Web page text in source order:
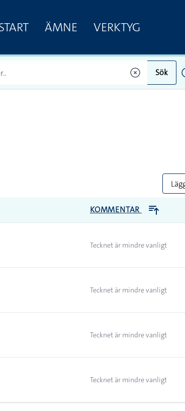
ÄMNE VERKTYG
Sök
KOMMENTAR
Tecknet är mindre vanligt
Tecknet är mindre vanligt
Tecknet är mindre vanligt
Tecknet är mindre vanligt